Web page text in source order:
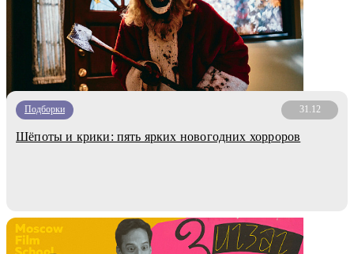
Подборки 31.12
Шёпоты и крики: пять ярких новогодних хорроров